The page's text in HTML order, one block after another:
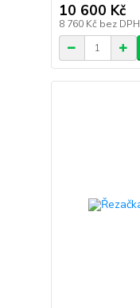
10 600 Kč
8 760 Kč bez DPH